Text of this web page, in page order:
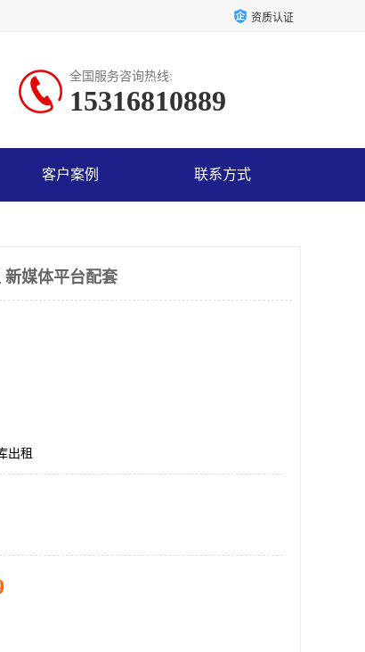
资质认证
全国服务咨询热线:
15316810889
客户案例 联系方式
媒体平台配套
出租